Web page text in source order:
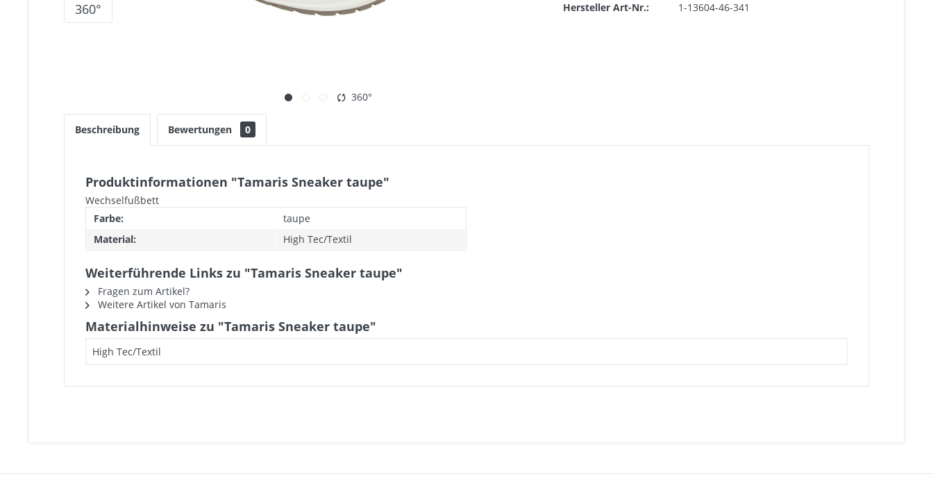
360°
360°
Hersteller Art-Nr.:
1-13604-46-341
Beschreibung Bewertungen 0
Produktinformationen "Tamaris Sneaker taupe"
Wechselfußbett
Farbe:
taupe
Material:
High Tec/Textil
Weiterführende Links zu "Tamaris Sneaker taupe"
Fragen zum Artikel?
Weitere Artikel von Tamaris
Materialhinweise zu "Tamaris Sneaker taupe"
High Tec/Textil